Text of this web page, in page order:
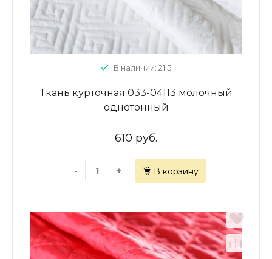
В наличии: 21.5
Ткань курточная 033-04113 молочный
однотонный
610 руб.
- + В корзину